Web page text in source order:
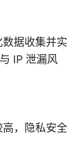
据收集并实
IP 泄漏风
，隐私安全